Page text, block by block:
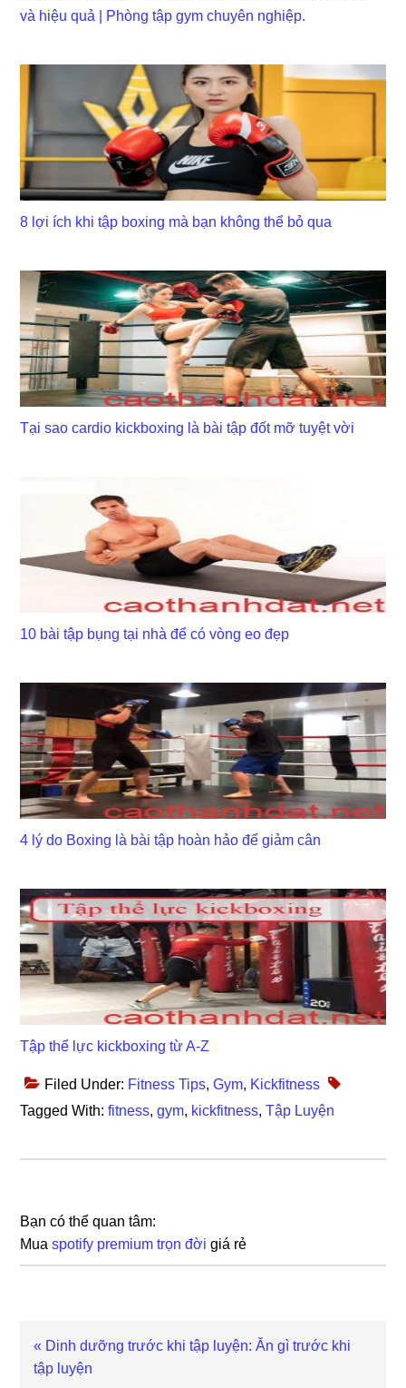
và hiệu quả | Phòng tập gym chuyên nghiệp.
8 lợi ích khi tập boxing mà bạn không thể bỏ qua
Tại sao cardio kickboxing là bài tập đốt mỡ tuyệt vời
10 bài tập bụng tại nhà để có vòng eo đẹp
4 lý do Boxing là bài tập hoàn hảo để giảm cân
Tập thể lực kickboxing từ A-Z
Filed Under: Fitness Tips,Gym, Kickfitness
Tagged With:fitness,gym, kickfitness,Tập Luyện
Bạn có thể quan tâm:
Muaspotify premium trọn đời giá rẻ
Previous
Post:
« Dinh dưỡng trước khi tập luyện: Ăn gì trước khi
tập luyện